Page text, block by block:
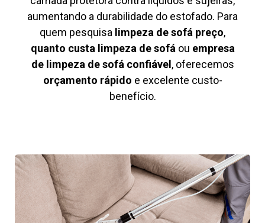
aumentando a durabilidade do estofado. Para
quem pesquisa limpeza de sofá preço,
quanto custa limpeza de sofáou empresa
de limpeza de sofá confiável , oferecemos
orçamento rápido e excelente custo-
benefício.